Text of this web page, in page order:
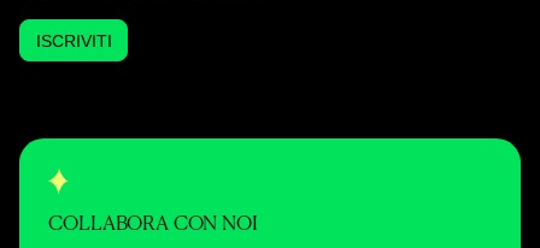
ISCRIVITI
COLLABORA CON NOI